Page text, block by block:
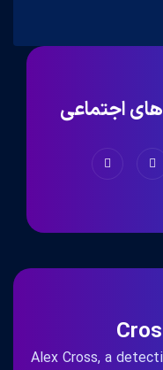
اجتماعی
Alex Cross, a